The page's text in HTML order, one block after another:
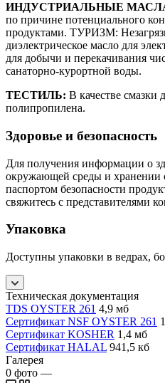
ИНДУСТРИАЛЬНЫЕ
по причине потенциального
продуктами. ТУРИЗМ:
диэлектрическое масло для
для добычи и перекачивания
санаторно-курортной воды.
ТЕСТИЛЬ: В качестве смазки
полипропилена.
Здоровье и безопасность
Для получения информации о
окружающей среды и хранении
паспортом безопасности
свяжитесь с представителями
Упаковка
Доступны упаковки в ведрах,
Техническая документация
TDS OYSTER 261 4,9 мб
Сертификат NSF OYSTER 261
Сертификат KOSHER 1,4 мб
Сертификат HALAL 941,5 кб
Галерея
0 фото —